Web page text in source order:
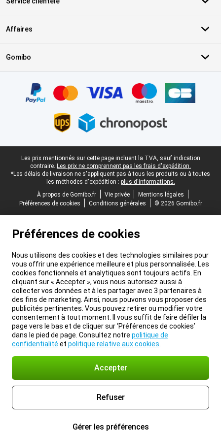
Affaires
Gomibo
Pied-de-page légal
Les prix mentionnés sur cette page incluent la TVA, sauf indication
contraire. Les prix ne comprennent pas les frais d'expédition.
*Les délais de livraison ne s'appliquent pas à tous les produits ou à toutes
les méthodes d'expédition : plus d'informations.
À propos de Gomibo.fr
Vie privée
Mentions légales
Préférences de cookies
Conditions générales © 2026 Gomibo.fr
Préférences de cookies
Nous utilisons des cookies et des technologies similaires pour
vous offrir une expérience meilleure et plus personnalisée. Les
cookies fonctionnels et analytiques sont toujours actifs. En
cliquant sur « Accepter », vous nous autorisez aussi à
collecter vos données et à les partager avec 3 partenaires à
des fins de marketing. Ainsi, nous pouvons vous proposer des
publicités pertinentes. Vous pouvez retirer ou modifier votre
consentement à tout moment. Il vous suffit de faire défiler la
page vers le bas et de cliquer sur ‘Préférences de cookies’
dans le pied de page. Consultez notre politique de
confidentialité et politique relative aux cookies
Accepter
Refuser
Gérer les préférences